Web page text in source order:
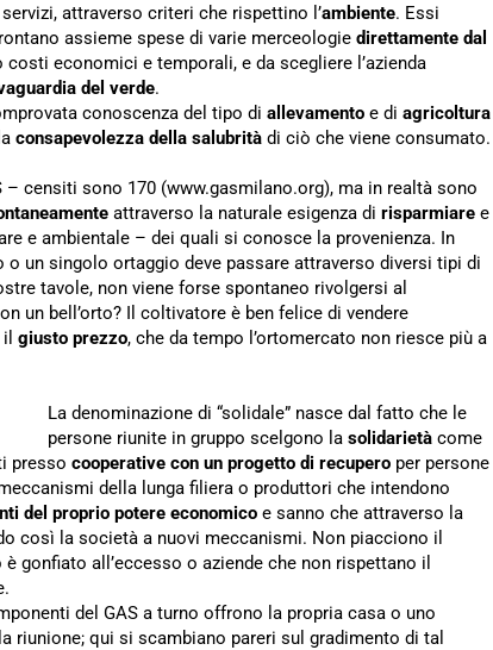
attraverso criteri che rispettino l’ambiente. Essi
assieme spese di varie merceologie direttamente dal
costi economici e temporali, e da scegliere l’azienda
del verde.
conoscenza del tipo di allevamento e di agricoltura
consapevolezza della salubrità di ciò che viene consumato.
censiti sono 170 (www.gasmilano.org), ma in realtà sono
attraverso la naturale esigenza di risparmiare e
e ambientale – dei quali si conosce la provenienza. In
un singolo ortaggio deve passare attraverso diversi tipi di
tavole, non viene forse spontaneo rivolgersi al
un bell’orto? Il coltivatore è ben felice di vendere
giusto prezzo, che da tempo l’ortomercato non riesce più a
La denominazione di “solidale” nasce dal fatto che le
persone riunite in gruppo scelgono la solidarietà come
presso cooperative con un progetto di recupero per persone
della lunga filiera o produttori che intendono
del proprio potere economico e sanno che attraverso la
così la società a nuovi meccanismi. Non piacciono il
gonfiato all’eccesso o aziende che non rispettano il
del GAS a turno offrono la propria casa o uno
riunione; qui si scambiano pareri sul gradimento di tal